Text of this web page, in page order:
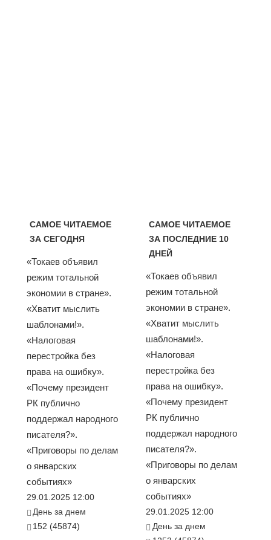
САМОЕ ЧИТАЕМОЕ
ЗА СЕГОДНЯ
«Токаев объявил
режим тотальной
экономии в стране».
«Хватит мыслить
шаблонами!».
«Налоговая
перестройка без
права на ошибку».
«Почему президент
РК публично
поддержал народного
писателя?».
«Приговоры по делам
о январских
событиях»
29.01.2025 12:00
День за днем
152 (45874)
САМОЕ ЧИТАЕМОЕ
ЗА ПОСЛЕДНИЕ 10
ДНЕЙ
«Токаев объявил
режим тотальной
экономии в стране».
«Хватит мыслить
шаблонами!».
«Налоговая
перестройка без
права на ошибку».
«Почему президент
РК публично
поддержал народного
писателя?».
«Приговоры по делам
о январских
событиях»
29.01.2025 12:00
День за днем